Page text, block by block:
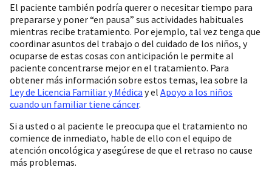
El paciente también podría querer o necesitar tiempo para
prepararse y poner “en pausa” sus actividades habituales
mientras recibe tratamiento. Por ejemplo, tal vez tenga que
coordinar asuntos del trabajo o del cuidado de los niños, y
ocuparse de estas cosas con anticipación le permite al
paciente concentrarse mejor en el tratamiento. Para
obtener más información sobre estos temas, lea sobre la
Ley de Licencia Familiar y Médica y el Apoyo a los niños
cuando un familiar tiene cáncer.
Si a usted o al paciente le preocupa que el tratamiento no
comience de inmediato, hable de ello con el equipo de
atención oncológica y asegúrese de que el retraso no cause
más problemas.